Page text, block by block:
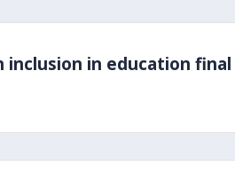
inclusion in education